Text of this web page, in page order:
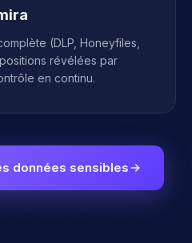
(DLP, Honeyfiles,
révélées par
en continu.
données sensibles